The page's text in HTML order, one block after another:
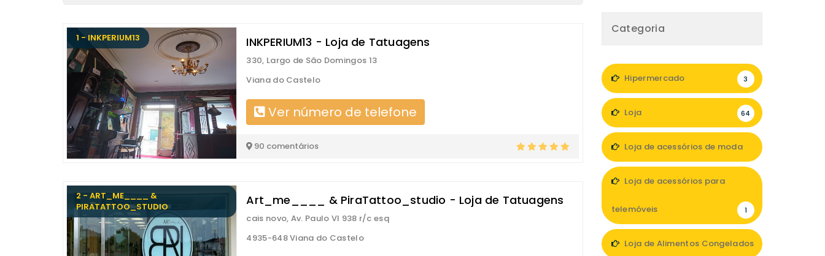
1 - INKPERIUM13 INKPERIUM13 - Loja de Tatuagens
330, Largo de São Domingos 13
Viana do Castelo
Ver número de telefone
90 comentários
2 - ART_ME____ &
PIRATATTOO_STUDIO
Art_me____ & PiraTattoo_studio - Loja de Tatuagens
cais novo, Av. Paulo VI 938 r/c esq
4935-648 Viana do Castelo
Categoria
Hipermercado 3
Loja 64
Loja de acessórios de moda
Loja de acessórios para
telemóveis 1
Loja de Alimentos Congelados